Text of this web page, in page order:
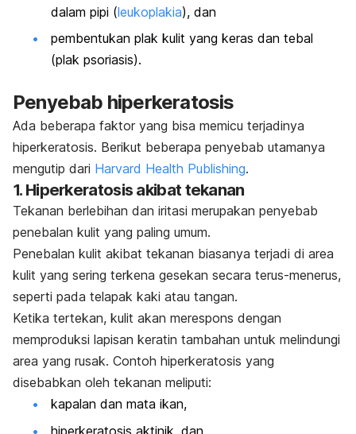
dalam pipi (leukoplakia), dan
pembentukan plak kulit yang keras dan tebal
(plak psoriasis).
Penyebab hiperkeratosis
Ada beberapa faktor yang bisa memicu terjadinya
hiperkeratosis. Berikut beberapa penyebab utamanya
mengutip dari Harvard Health Publishing.
1. Hiperkeratosis akibat tekanan
Tekanan berlebihan dan iritasi merupakan penyebab
penebalan kulit yang paling umum.
Penebalan kulit akibat tekanan biasanya terjadi di area
kulit yang sering terkena gesekan secara terus-menerus,
seperti pada telapak kaki atau tangan.
Ketika tertekan, kulit akan merespons dengan
memproduksi lapisan keratin tambahan untuk melindungi
area yang rusak. Contoh hiperkeratosis yang
disebabkan oleh tekanan meliputi:
kapalan dan mata ikan,
hiperkeratosis aktinik, dan